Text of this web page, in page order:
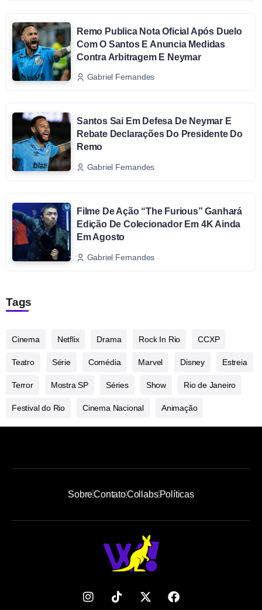
Remo Publica Nota Oficial Após Duelo
Com O Santos E Anuncia Medidas
Contra Arbitragem E Neymar
Gabriel Fernandes
Santos Sai Em Defesa De Neymar E
Rebate Declarações Do Presidente Do
Remo
Gabriel Fernandes
Filme De Ação “The Furious” Ganhará
Edição De Colecionador Em 4K Ainda
Em Agosto
Gabriel Fernandes
Tags
Cinema Netflix Drama Rock In Rio CCXP
Teatro Série Comédia Marvel Disney Estreia
Terror Mostra SP Séries Show Rio de Janeiro
Festival do Rio Cinema Nacional Animação
SobreContatoCollabsPolíticas